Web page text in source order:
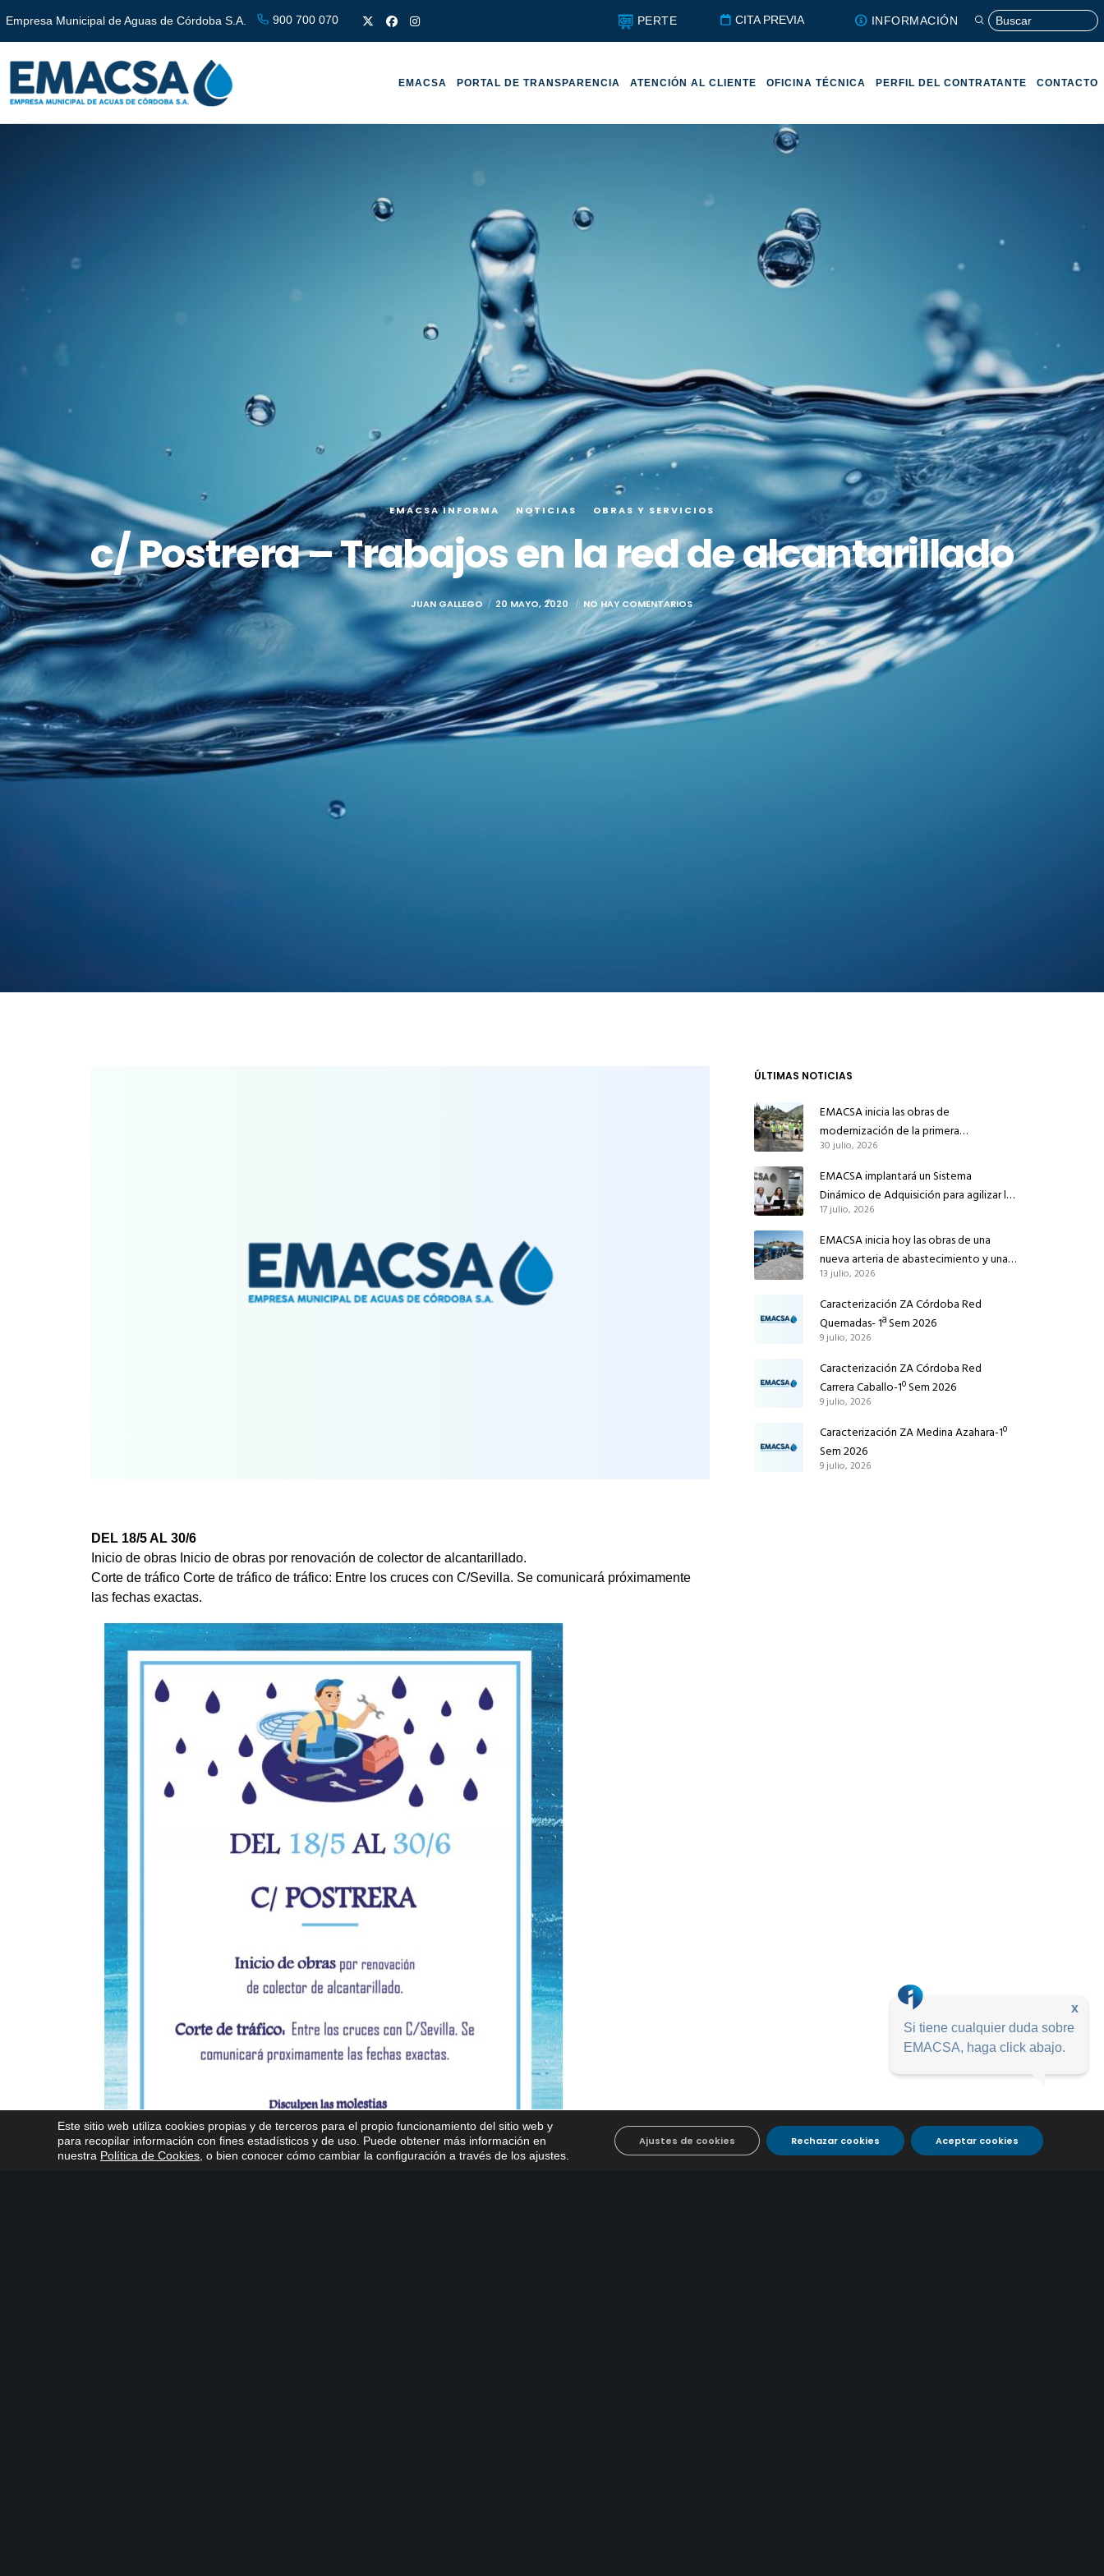
Empresa Municipal de Aguas de Córdoba S.A. 900 700 070 PERTE CITA PREVIA INFORMACIÓN
EMACSA PORTAL DE TRANSPARENCIA ATENCIÓN AL CLIENTE OFICINA TÉCNICA PERFIL DEL CONTRATANTE CONTACTO
EMACSA INFORMA NOTICIAS OBRAS Y SERVICIOS
c/ Postrera – Trabajos en la red de alcantarillado
JUAN GALLEGO 20 MAYO, 2020 NO HAY COMENTARIOS
DEL 18/5 AL 30/6
Inicio de obras Inicio de obras por renovación de colector de alcantarillado.
Corte de tráfico Corte de tráfico de tráfico: Entre los cruces con C/Sevilla. Se comunicará próximamente
las fechas exactas.
ÚLTIMAS NOTICIAS
EMACSA inicia las obras de
modernización de la primera
conducción de abastecimiento para
reforzar el suministro de agua de
Córdoba
30 julio, 2026
EMACSA implantará un Sistema
Dinámico de Adquisición para agilizar la
contratación de obras en sus redes e
instalaciones
17 julio, 2026
EMACSA inicia hoy las obras de una
nueva arteria de abastecimiento y una
red de agua no potable en Ingeniero
Ruiz de Azúa
13 julio, 2026
Caracterización ZA Córdoba Red
Quemadas- 1ª Sem 2026
9 julio, 2026
Caracterización ZA Córdoba Red
Carrera Caballo-1º Sem 2026
9 julio, 2026
Caracterización ZA Medina Azahara-1º
Sem 2026
9 julio, 2026
Este sitio web utiliza cookies propias y de terceros para el propio funcionamiento del sitio web y
para recopilar información con fines estadísticos y de uso. Puede obtener más información en
nuestra Política de Cookies , o bien conocer cómo cambiar la configuración a través de los ajustes
Aceptar cookies
Rechazar cookies
Ajustes de cookies
x
Si tiene cualquier duda sobre
EMACSA, haga click abajo.